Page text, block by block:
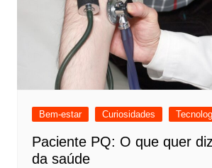
Bem-estar Curiosidades
Paciente PQ: O que quer
da saúde